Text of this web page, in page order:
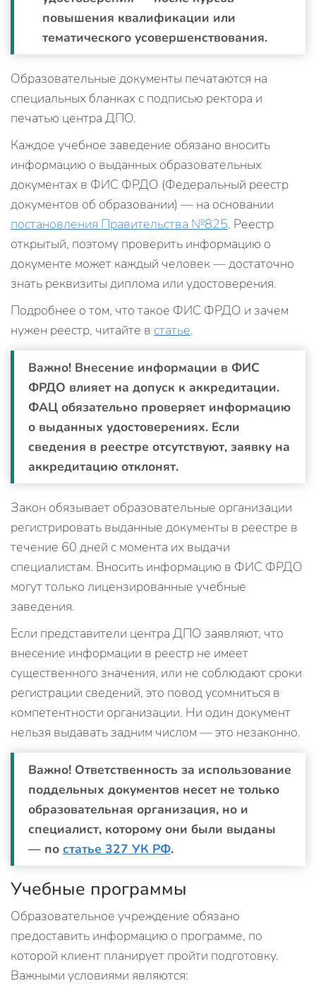
повышения квалификации или
тематического усовершенствования.
Образовательные документы печатаются на
специальных бланках с подписью ректора и
печатью центра ДПО.
Каждое учебное заведение обязано вносить
информацию о выданных образовательных
документах в ФИС ФРДО (Федеральный реестр
документов об образовании) — на основании
постановления Правительства №825. Реестр
открытый, поэтому проверить информацию о
документе может каждый человек — достаточно
знать реквизиты диплома или удостоверения.
Подробнее о том, что такое ФИС ФРДО и зачем
нужен реестр, читайте в статье.
Важно! Внесение информации в ФИС
ФРДО влияет на допуск к аккредитации.
ФАЦ обязательно проверяет информацию
о выданных удостоверениях. Если
сведения в реестре отсутствуют, заявку на
аккредитацию отклонят.
Закон обязывает образовательные организации
регистрировать выданные документы в реестре в
течение 60 дней с момента их выдачи
специалистам. Вносить информацию в ФИС ФРДО
могут только лицензированные учебные
заведения.
Если представители центра ДПО заявляют, что
внесение информации в реестр не имеет
существенного значения, или не соблюдают сроки
регистрации сведений, это повод усомниться в
компетентности организации. Ни один документ
нельзя выдавать задним числом — это незаконно.
Важно! Ответственность за использование
поддельных документов несет не только
образовательная организация, но и
специалист, которому они были выданы
— по статье 327 УК РФ.
Учебные программы
Образовательное учреждение обязано
предоставить информацию о программе, по
которой клиент планирует пройти подготовку.
Важными условиями являются: